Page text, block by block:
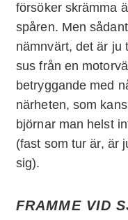
försöker skrämma
spåren. Men
nämnvärt, det är ju
sus från en
betryggande med
närheten, som
björnar man helst
(fast som tur är, är
sig).
FRAMME VID